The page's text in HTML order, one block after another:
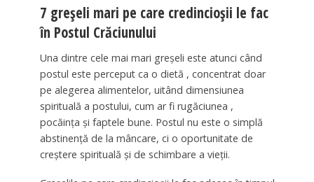
7 greșeli mari pe care credincioșii le fac
în Postul Crăciunului
Una dintre cele mai mari greșeli este atunci când
postul este perceput ca o dietă , concentrat doar
pe alegerea alimentelor, uitând dimensiunea
spirituală a postului, cum ar fi rugăciunea ,
pocăința și faptele bune. Postul nu este o simplă
abstinență de la mâncare, ci o oportunitate de
creștere spirituală și de schimbare a vieții.